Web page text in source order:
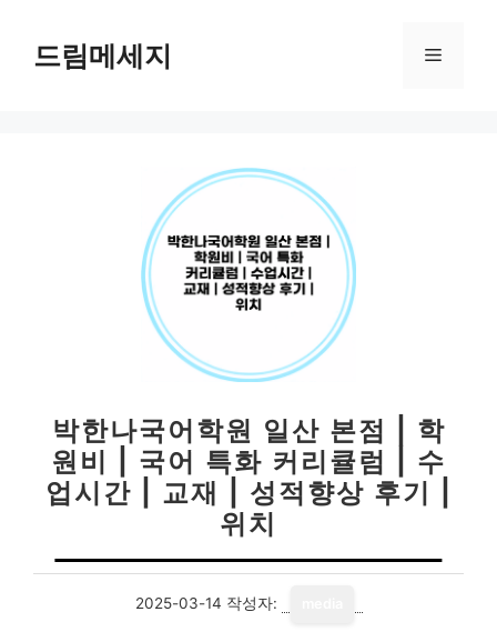
드림메세지 메
박한나국어학원 일산 본점 | 학
원비 | 국어 특화 커리큘럼 | 수
업시간 | 교재 | 성적향상 후기 |
위치
2025-03-14 작성자: